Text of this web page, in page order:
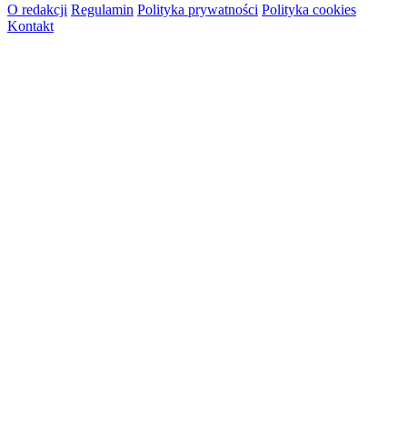
O redakcji Regulamin Polityka prywatności Polityka cookies
Kontakt